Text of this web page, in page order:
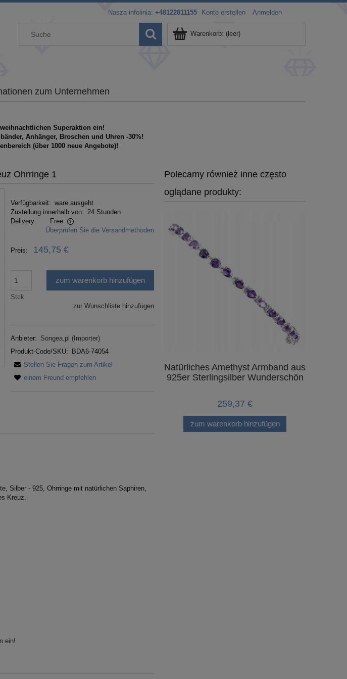
Nasza infolinia: +48122811155 Konto erstellen Anmelden
Warenkorb: (leer)
zum Unternehmen
Superaktion ein!
Anhänger, Broschen und Uhren -30%!
(über 1000 neue Angebote)!
Ohrringe 1
Verfügbarkeit: ware ausgeht
Zustellung innerhalb von: 24 Stunden
Delivery:
Free
Zahlungskosten
Überprüfen Sie die Versandmethoden
Preis: 145,75 €
Stck
zum warenkorb hinzufügen
zur Wunschliste hinzufügen
Anbieter: Songea.pl (Importer)
Produkt-Code/SKU: BDA6-74054
Stellen Sie Fragen zum Artikel
einem Freund empfehlen
Silber - 925, Ohrringe mit natürlichen Saphiren,
Kreuz.
ein!
Polecamy również inne często
oglądane produkty:
Natürliches Amethyst Armband aus
925er Sterlingsilber Wunderschön
259,37 €
zum warenkorb hinzufügen